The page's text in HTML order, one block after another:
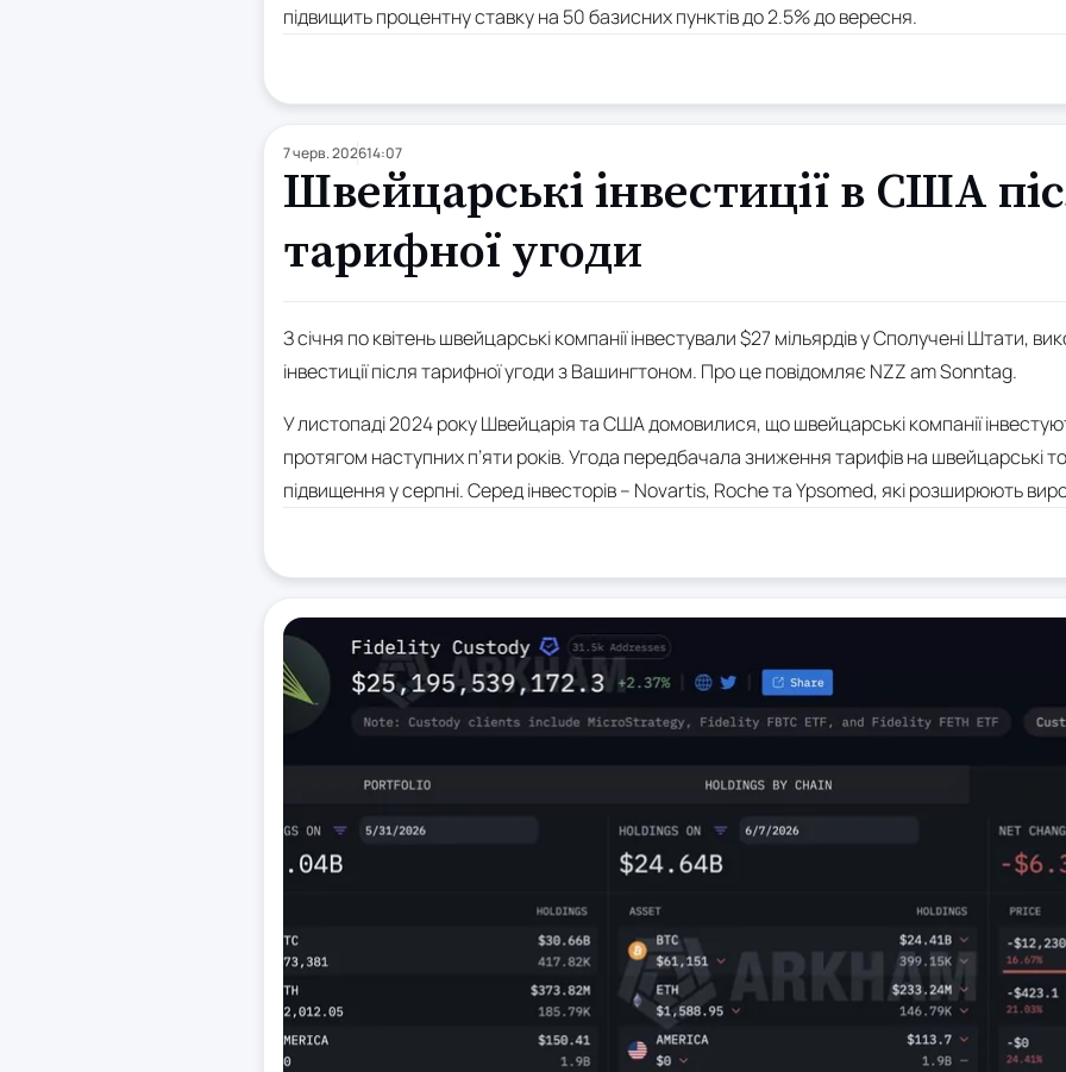
підвищить процентну ставку на 50 базисних пунктів до 2.5% до вересня.
7 черв. 202614:07
Швейцарські інвестиції в США
тарифної угоди
З січня по квітень швейцарські компанії інвестували $27 мільярдів у Сполучені Штати,
інвестиції після тарифної угоди з Вашингтоном. Про це повідомляє NZZ am Sonntag.
У листопаді 2024 року Швейцарія та США домовилися, що швейцарські компанії
протягом наступних п’яти років. Угода передбачала зниження тарифів на швейцарські
підвищення у серпні. Серед інвесторів – Novartis, Roche та Ypsomed, які розширюють